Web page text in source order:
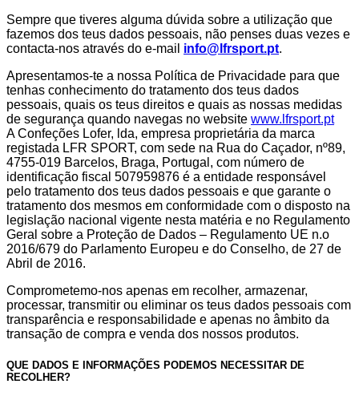
Sempre que tiveres alguma dúvida sobre a utilização que
fazemos dos teus dados pessoais, não penses duas vezes e
contacta-nos através do e-mail info@lfrsport.pt.
Apresentamos-te a nossa Política de Privacidade para que
tenhas conhecimento do tratamento dos teus dados
pessoais, quais os teus direitos e quais as nossas medidas
de segurança quando navegas no website www.lfrsport.pt
A Confeções Lofer, lda, empresa proprietária da marca
registada LFR SPORT, com sede na Rua do Caçador, nº89,
4755-019 Barcelos, Braga, Portugal, com número de
identificação fiscal 507959876 é a entidade responsável
pelo tratamento dos teus dados pessoais e que garante o
tratamento dos mesmos em conformidade com o disposto na
legislação nacional vigente nesta matéria e no Regulamento
Geral sobre a Proteção de Dados – Regulamento UE n.o
2016/679 do Parlamento Europeu e do Conselho, de 27 de
Abril de 2016.
Comprometemo-nos apenas em recolher, armazenar,
processar, transmitir ou eliminar os teus dados pessoais com
transparência e responsabilidade e apenas no âmbito da
transação de compra e venda dos nossos produtos.
QUE DADOS E INFORMAÇÕES PODEMOS NECESSITAR DE
RECOLHER?